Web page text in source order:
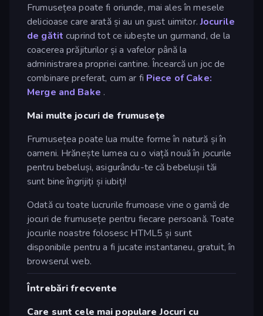
Frumusețea poate fi oriunde, mai ales în mesele
delicioase care arată și au un gust uimitor.Jocurile
de gătit cuprind tot ce iubește un gurmand, de la
coacerea prăjiturilor și a vafelor până la
administrarea propriei cantine. Încearcă un joc de
combinare preferat, cum ar fi Piece of Cake:
Merge and Bake .
Mai multe jocuri de frumusețe
Frumusețea poate lua multe forme în natură și în
oameni. Hrănește lumea cu o viață nouă în jocurile
pentru bebeluși, asigurându-te că bebelușii tăi
sunt bine îngrijiți și iubiți!
Odată cu toate lucrurile frumoase vine o gamă de
jocuri de frumusețe pentru fiecare persoană. Toate
jocurile noastre folosesc HTML5 și sunt
disponibile pentru a fi jucate instantaneu, gratuit, în
browserul web.
Întrebări frecvente
Care sunt cele mai populare Jocuri cu